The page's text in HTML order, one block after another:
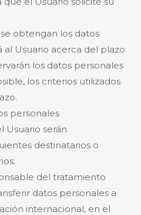
obtengan los datos
al Usuario acerca del plazo
los datos personales
los criterios utilizados
personales
Usuario serán
destinatarios o
del tratamiento
datos personales a
internacional, en el